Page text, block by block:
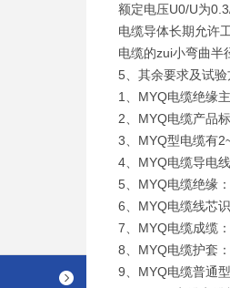
额定电压U0/U为
电缆导体长期允许
电缆的zui小弯曲半
5、其余要求及试
1、MYQ电缆绝缘
2、MYQ电缆产品
3、MYQ型电缆有
4、MYQ电缆导电
5、MYQ电缆绝缘
6、MYQ电缆线芯
7、MYQ电缆成缆
8、MYQ电缆护套
9、MYQ电缆普通